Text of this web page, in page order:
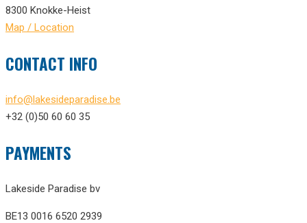
8300 Knokke-Heist
Map / Location
CONTACT INFO
info@lakesideparadise.be
+32 (0)50 60 60 35
PAYMENTS
Lakeside Paradise bv
BE13 0016 6520 2939